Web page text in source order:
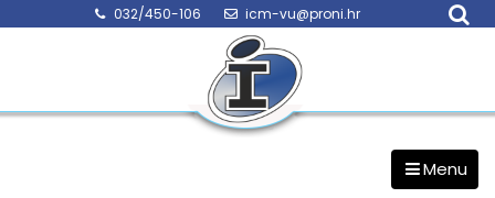
032/450-106 icm-vu@proni.hr
Menu